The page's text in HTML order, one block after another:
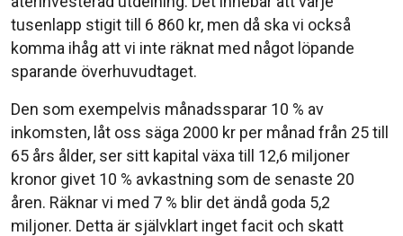
tusenlapp stigit till 6 860 kr, men då ska vi också
komma ihåg att vi inte räknat med något löpande
sparande överhuvudtaget.
Den som exempelvis månadssparar 10 % av
inkomsten, låt oss säga 2000 kr per månad från 25 till
65 års ålder, ser sitt kapital växa till 12,6 miljoner
kronor givet 10 % avkastning som de senaste 20
åren. Räknar vi med 7 % blir det ändå goda 5,2
miljoner. Detta är självklart inget facit och skatt